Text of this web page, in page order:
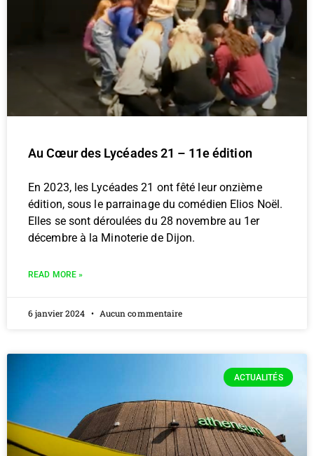
Au Cœur des Lycéades 21 – 11e édition
En 2023, les Lycéades 21 ont fêté leur onzième
édition, sous le parrainage du comédien Elios Noël.
Elles se sont déroulées du 28 novembre au 1er
décembre à la Minoterie de Dijon.
READ MORE »
6 janvier 2024 Aucun commentaire
ACTUALITÉS